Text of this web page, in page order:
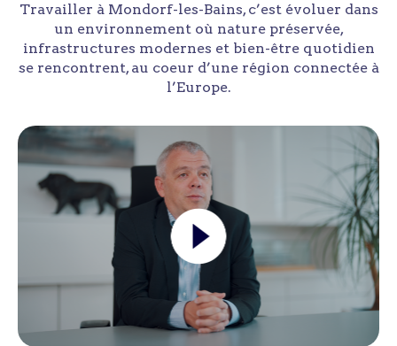
Travailler à Mondorf-les-Bains, c’est évoluer dans
un environnement où nature préservée,
infrastructures modernes et bien-être quotidien
se rencontrent, au coeur d’une région connectée à
l’Europe.